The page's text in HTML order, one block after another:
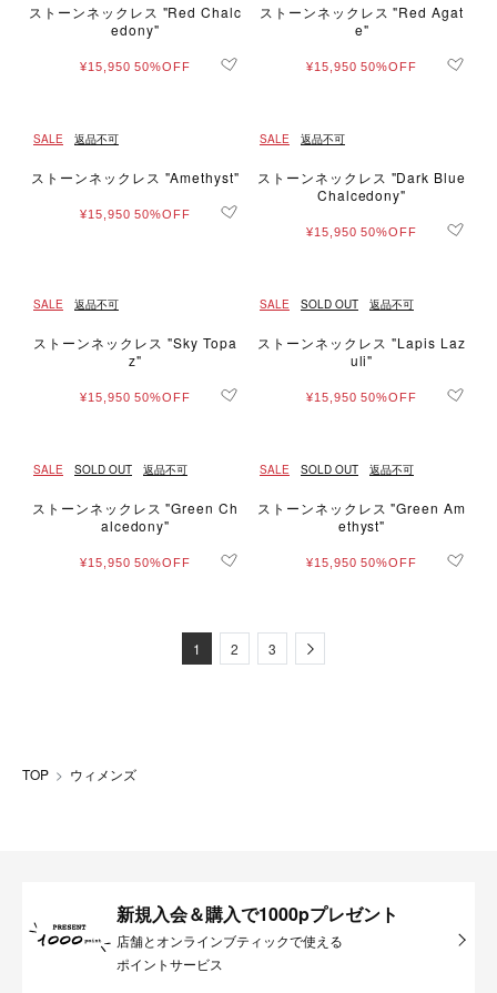
ストーンネックレス "Red Chalc
edony"
¥15,950 50%OFF
ストーンネックレス "Red Agat
e"
¥15,950 50%OFF
SALE 返品不可
ストーンネックレス "Amethyst"
¥15,950 50%OFF
SALE 返品不可
ストーンネックレス "Dark Blue
Chalcedony"
¥15,950 50%OFF
SALE 返品不可
ストーンネックレス "Sky Topa
z"
¥15,950 50%OFF
SALE SOLD OUT 返品不可
ストーンネックレス "Lapis Laz
uli"
¥15,950 50%OFF
SALE SOLD OUT 返品不可
ストーンネックレス "Green Ch
alcedony"
¥15,950 50%OFF
SALE SOLD OUT 返品不可
ストーンネックレス "Green Am
ethyst"
¥15,950 50%OFF
1 2 3 Next
TOP ウィメンズ
新規入会＆購入で1000pプレゼント
店舗とオンラインブティックで使える
ポイントサービス